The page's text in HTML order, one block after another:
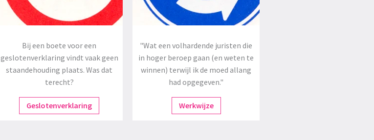
Bij een boete voor een
geslotenverklaring vindt vaak geen
staandehouding plaats. Was dat
terecht?
Geslotenverklaring
"Wat een volhardende juristen die
in hoger beroep gaan (en weten te
winnen) terwijl ik de moed allang
had opgegeven."
Werkwijze